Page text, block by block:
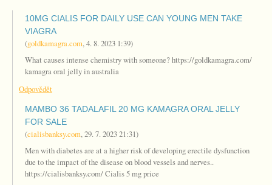
10MG CIALIS FOR DAILY USE CAN YOUNG MEN TAKE
VIAGRA
(goldkamagra.com,4. 8. 2023 1:39)
What causes intense chemistry with someone? https://goldkamagra.com/
kamagra oral jelly in australia
Odpovědět
MAMBO 36 TADALAFIL 20 MG KAMAGRA ORAL JELLY
FOR SALE
(cialisbanksy.com,29. 7. 202321:31)
Men with diabetes are at a higher risk of developing erectile dysfunction
due to the impact of the disease on blood vessels and nerves..
https://cialisbanksy.com/ Cialis 5 mg price